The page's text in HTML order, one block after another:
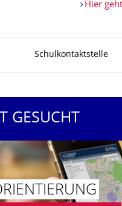
Hier
Schulkontaktstelle
GESUCHT